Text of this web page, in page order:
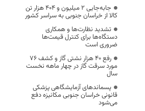
جابه‌جایی 2 میلیون و 404 هزار تن
کالا از خراسان جنوبی به سراسر کشور
تشدید نظارت‌ها و همکاری
دستگاه‌ها برای کنترل قیمت‌ها
ضروری است
رفع 40 هزار نشتی گاز و کشف 76
مورد سرقت گاز در چهار ماهه نخست
سال
پسماندهای آزمایشگاهی پزشکی
قانونی خراسان جنوبی مکانیزه دفع
می‌شود